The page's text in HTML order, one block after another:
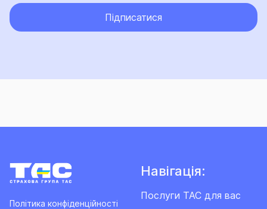
Підписатися
Політика конфіденційності
Навігація:
Послуги ТАС для вас